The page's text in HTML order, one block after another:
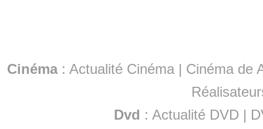
Cinéma: Actualité Cinéma | Cinéma de
Dvd : Actualité DVD |